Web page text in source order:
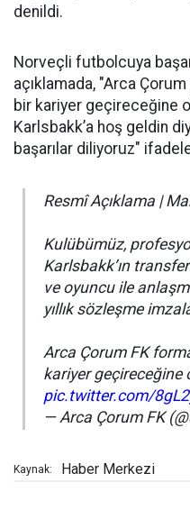
denildi.
Norveçli futbolcuya
açıklamada, "Arca Çorum
bir kariyer geçireceğine
Karlsbakk’a hoş geldin
başarılar diliyoruz"
Resmî Açıklama |
Kulübümüz,
Karlsbakk’ın
ve oyuncu ile
yıllık sözleşme
Arca Çorum FK
kariyer geçireceğine
pic.twitter.com/
— Arca Çorum FK
Kaynak: Haber Merkezi